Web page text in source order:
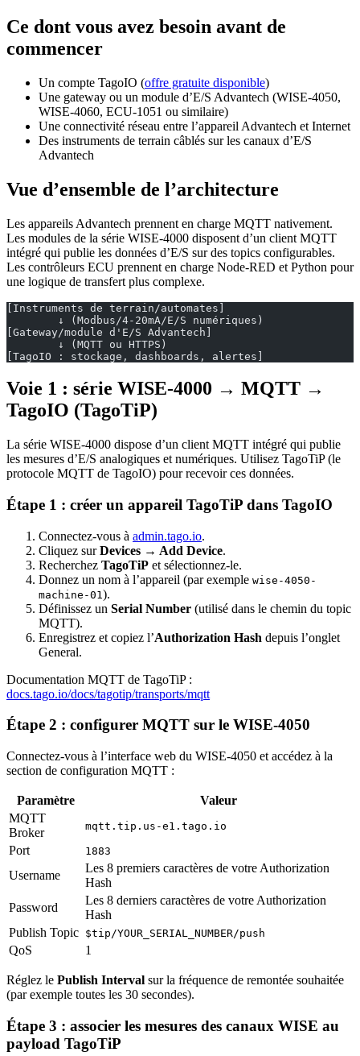
Ce dont vous avez besoin avant de
commencer
Un compte TagoIO (offre gratuite disponible)
Une gateway ou un module d’E/S Advantech (WISE-4050,
WISE-4060, ECU-1051 ou similaire)
Une connectivité réseau entre l’appareil Advantech et Internet
Des instruments de terrain câblés sur les canaux d’E/S
Advantech
Vue d’ensemble de l’architecture
Les appareils Advantech prennent en charge MQTT nativement.
Les modules de la série WISE-4000 disposent d’un client MQTT
intégré qui publie les données d’E/S sur des topics configurables.
Les contrôleurs ECU prennent en charge Node-RED et Python pour
une logique de transfert plus complexe.
[Instruments de terrain/automates]
        ↓ (Modbus/4-20mA/E/S numériques)
[Gateway/module d'E/S Advantech]
        ↓ (MQTT ou HTTPS)
[TagoIO : stockage, dashboards, alertes]
Voie 1 : série WISE-4000 → MQTT →
TagoIO (TagoTiP)
La série WISE-4000 dispose d’un client MQTT intégré qui publie
les mesures d’E/S analogiques et numériques. Utilisez TagoTiP (le
protocole MQTT de TagoIO) pour recevoir ces données.
Étape 1 : créer un appareil TagoTiP dans TagoIO
Connectez-vous à admin.tago.io.
Cliquez surDevices → Add Device.
Recherchez TagoTiP et sélectionnez-le.
Donnez un nom à l’appareil (par exemple wise-4050-
machine-01 ).
Définissez un Serial Number (utilisé dans le chemin du topic
MQTT).
Enregistrez et copiez l’Authorization Hash depuis l’onglet
General.
Documentation MQTT de TagoTiP :
docs.tago.io/docs/tagotip/transports/mqtt
Étape 2 : configurer MQTT sur le WISE-4050
Connectez-vous à l’interface web du WISE-4050 et accédez à la
section de configuration MQTT :
Paramètre
Valeur
MQTT
Broker
mqtt.tip.us-e1.tago.io
Port 1883
Username
Les 8 premiers caractères de votre Authorization
Hash
Password
Les 8 derniers caractères de votre Authorization
Hash
Publish Topic $tip/YOUR_SERIAL_NUMBER/push
QoS 1
Réglez le Publish Interval sur la fréquence de remontée souhaitée
(par exemple toutes les 30 secondes).
Étape 3 : associer les mesures des canaux WISE au
payload TagoTiP